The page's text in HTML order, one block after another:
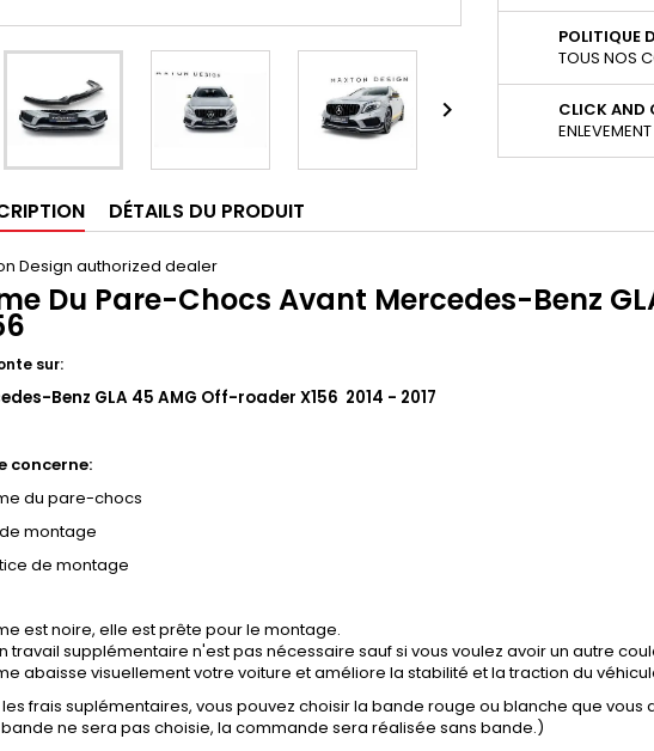

POLITIQUE
TOUS NOS
CLICK AND
DÉTAILS DU PRODUIT
Design authorized dealer
Du Pare-Chocs Avant Mercedes-Benz
sur:
Benz GLA 45 AMG Off-roader X156 2014 - 2017
concerne:
du pare-chocs
montage
de montage
est noire, elle est prête pour le montage.
travail supplémentaire n'est pas nécessaire sauf si vous voulez avoir un autre
abaisse visuellement votre voiture et améliore la stabilité et la traction du
les frais suplémentaires, vous pouvez choisir la bande rouge ou blanche que
bande ne sera pas choisie, la commande sera réalisée sans bande.)